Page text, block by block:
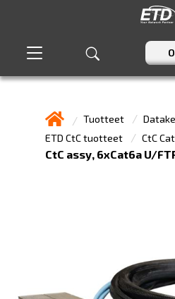
Tuotteet
ETD CtC tuotteet
CtC
CtC assy, 6xCat6a U/